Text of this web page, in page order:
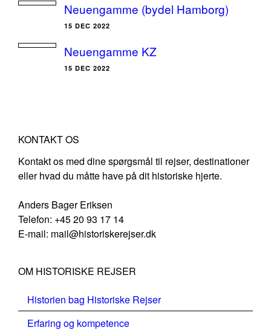
Neuengamme (bydel Hamborg)
15 DEC 2022
Neuengamme KZ
15 DEC 2022
KONTAKT OS
Kontakt os med dine spørgsmål til rejser, destinationer
eller hvad du måtte have på dit historiske hjerte.
Anders Bager Eriksen
Telefon: +45 20 93 17 14
E-mail: mail@historiskerejser.dk
OM HISTORISKE REJSER
Historien bag Historiske Rejser
Erfaring og kompetence